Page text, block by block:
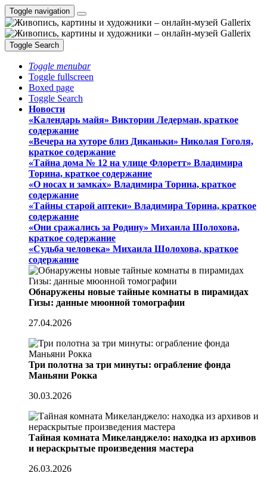
Toggle navigation
Toggle Search
Toggle menubar
Toggle fullscreen
Boxed page
Toggle Search
Новости
«Календарь майя» Виктории Ледерман, краткое
содержание
«Вечера на хуторе близ Диканьки» Николая Гоголя,
краткое содержание
«Тайна дома № 12 на улице Флоретт» Владимира
Торина, краткое содержание
«О носах и замка́х» Владимира Торина, краткое
содержание
«Тайны старой аптеки» Владимира Торина, краткое
содержание
«Они сражались за Родину» Михаила Шолохова,
краткое содержание
«Судьба человека» Михаила Шолохова, краткое
содержание
Обнаружены новые тайные комнаты в пирамидах
Гизы: данные мюонной томографии
27.04.2026
Три полотна за три минуты: ограбление фонда
Маньяни Рокка
30.03.2026
Тайная комната Микеланджело: находка из архивов
и нераскрытые произведения мастера
26.03.2026